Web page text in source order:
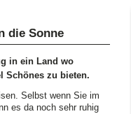
die Sonne
in ein Land wo
Schönes zu bieten.
Selbst wenn Sie im
es da noch sehr ruhig